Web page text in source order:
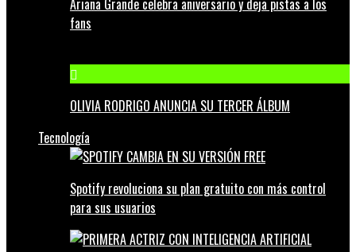
Ariana Grande celebra aniversario y deja pistas a los
fans
OLIVIA RODRIGO ANUNCIA SU TERCER ÁLBUM
Tecnología
Spotify revoluciona su plan gratuito con más control
para sus usuarios